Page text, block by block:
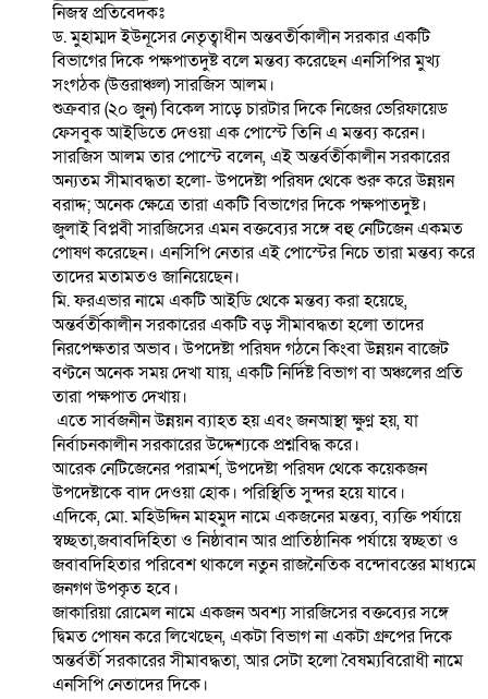
নিজস্ব প্রতিবেদকঃ
ড. মুহাম্মদ ইউনূসের নেতৃত্বাধীন অন্তবর্তীকালীন সরকার একটি
বিভাগের দিকে পক্ষপাতদুষ্ট বলে মন্তব্য করেছেন এনসিপির মুখ্য
সংগঠক (উত্তরাঞ্চল) সারজিস আলম।
শুক্রবার (২০ জুন) বিকেল সাড়ে চারটার দিকে নিজের ভেরিফায়েড
ফেসবুক আইডিতে দেওয়া এক পোস্টে তিনি এ মন্তব্য করেন।
সারজিস আলম তার পোস্টে বলেন, এই অন্তর্বর্তীকালীন সরকারের
অন্যতম সীমাবদ্ধতা হলো- উপদেষ্টা পরিষদ থেকে শুরু করে উন্নয়ন
বরাদ্দ; অনেক ক্ষেত্রে তারা একটি বিভাগের দিকে পক্ষপাতদুষ্ট।
জুলাই বিপ্লবী সারজিসের এমন বক্তব্যের সঙ্গে বহু নেটিজেন একমত
পোষণ করেছেন। এনসিপি নেতার এই পোস্টের নিচে তারা মন্তব্য করে
তাদের মতামতও জানিয়েছেন।
মি. ফরএভার নামে একটি আইডি থেকে মন্তব্য করা হয়েছে,
অন্তর্বর্তীকালীন সরকারের একটি বড় সীমাবদ্ধতা হলো তাদের
নিরপেক্ষতার অভাব। উপদেষ্টা পরিষদ গঠনে কিংবা উন্নয়ন বাজেট
বণ্টনে অনেক সময় দেখা যায়, একটি নির্দিষ্ট বিভাগ বা অঞ্চলের প্রতি
তারা পক্ষপাত দেখায়।
এতে সার্বজনীন উন্নয়ন ব্যাহত হয় এবং জনআস্থা ক্ষুণ্ণ হয়, যা
নির্বাচনকালীন সরকারের উদ্দেশ্যকে প্রশ্নবিদ্ধ করে।
আরেক নেটিজেনের পরামর্শ, উপদেষ্টা পরিষদ থেকে কয়েকজন
উপদেষ্টাকে বাদ দেওয়া হোক। পরিস্থিতি সুন্দর হয়ে যাবে।
এদিকে, মো. মহিউদ্দিন মাহমুদ নামে একজনের মন্তব্য, ব্যক্তি পর্যায়ে
স্বচ্ছতা,জবাবদিহিতা ও নিষ্ঠাবান আর প্রাতিষ্ঠানিক পর্যায়ে স্বচ্ছতা ও
জবাবদিহিতার পরিবেশ থাকলে নতুন রাজনৈতিক বন্দোবস্তের মাধ্যমে
জনগণ উপকৃত হবে।
জাকারিয়া রোমেল নামে একজন অবশ্য সারজিসের বক্তব্যের সঙ্গে
দ্বিমত পোষন করে লিখেছেন, একটা বিভাগ না একটা গ্রুপের দিকে
অন্তর্বর্তী সরকারের সীমাবদ্ধতা, আর সেটা হলো বৈষম্যবিরোধী নামে
এনসিপি নেতাদের দিকে।